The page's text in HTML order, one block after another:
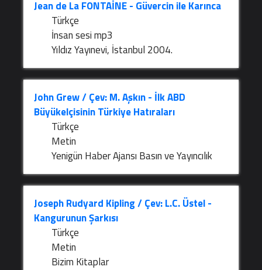
Jean de La FONTAİNE - Güvercin ile Karınca
Türkçe
İnsan sesi mp3
Yıldız Yayınevi, İstanbul 2004.
John Grew / Çev: M. Aşkın - İlk ABD
Büyükelçisinin Türkiye Hatıraları
Türkçe
Metin
Yenigün Haber Ajansı Basın ve Yayıncılık
Joseph Rudyard Kipling / Çev: L.C. Üstel -
Kangurunun Şarkısı
Türkçe
Metin
Bizim Kitaplar